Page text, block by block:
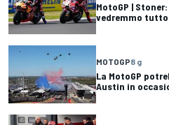
MotoGP |
vedremmo
MOTOGP8 g
La MotoGP
Austin in